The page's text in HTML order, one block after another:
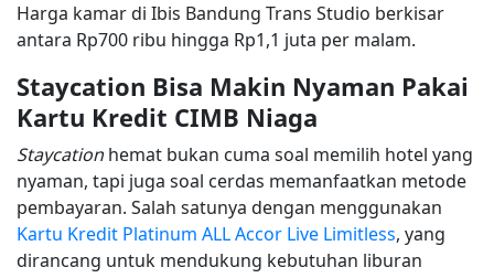
Harga kamar di Ibis Bandung Trans Studio berkisar
antara Rp700 ribu hingga Rp1,1 juta per malam.
Staycation Bisa Makin Nyaman Pakai
Kartu Kredit CIMB Niaga
Staycationhemat bukan cuma soal memilih hotel yang
nyaman, tapi juga soal cerdas memanfaatkan metode
pembayaran. Salah satunya dengan menggunakan
Kartu Kredit Platinum ALL Accor Live Limitless, yang
dirancang untuk mendukung kebutuhan liburan